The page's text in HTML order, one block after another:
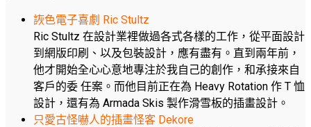
詼色電子喜劇 Ric Stultz
Ric Stultz 在設計業裡做過各式各樣的工作，從平面設計
到網版印刷、以及包裝設計，應有盡有。直到兩年前，
他才開始全心心意地專注於我自己的創作，和承接來自
客戶的委 任案。而他目前正在為 Heavy Rotation 作 T 恤
設計，還有為 Armada Skis 製作滑雪板的插畫設計。
只愛古怪嚇人的插畫怪客 Dekore